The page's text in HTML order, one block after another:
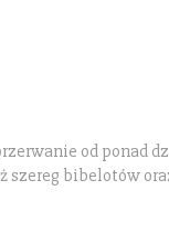
od ponad
szereg bibelotów